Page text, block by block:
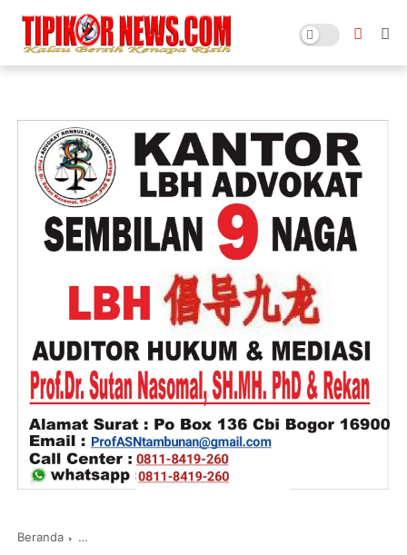
Beranda Satgas Yonif 762/VYS Tebar Kebaikan: Bagikan Hasil